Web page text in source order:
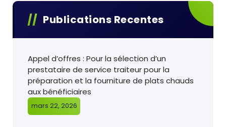
Publications Recentes
Appel d’offres : Pour la sélection d’un
prestataire de service traiteur pour la
préparation et la fourniture de plats chauds
aux bénéficiaires
mars 22, 2026